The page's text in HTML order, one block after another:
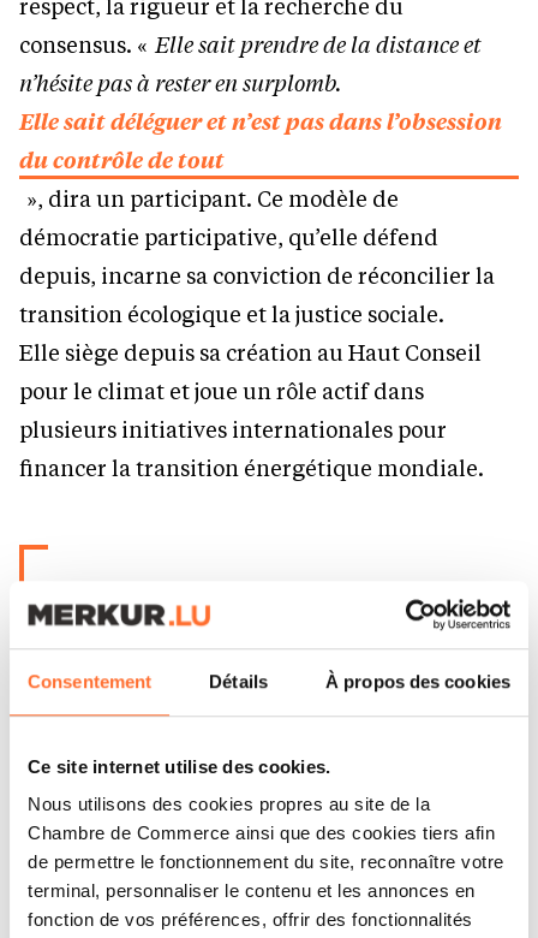
Consentement Détails À propos des cookies
Ce site internet utilise des cookies.
Nous utilisons des cookies propres au site de la
Chambre de Commerce ainsi que des cookies tiers afin
de permettre le fonctionnement du site, reconnaître votre
terminal, personnaliser le contenu et les annonces en
fonction de vos préférences, offrir des fonctionnalités
respect, la rigueur et la recherche du
consensus. «Elle sait prendre de la distance et
n’hésite pas à rester en surplomb.
Elle sait déléguer et n’est pas dans l’obsession
du contrôle de tout
», dira un participant. Ce modèle de
démocratie participative, qu’elle défend
depuis, incarne sa conviction de réconcilier la
transition écologique et la justice sociale.
Elle siège depuis sa création au Haut Conseil
pour le climat et joue un rôle actif dans
plusieurs initiatives internationales pour
financer la transition énergétique mondiale.
« Je ne crois plus à la politique des
petits pas »
[ LAURENCE TUBIANA ]
Une voix indépendante,
humaniste et exigeante
Dans les sphères diplomatiques, Laurence